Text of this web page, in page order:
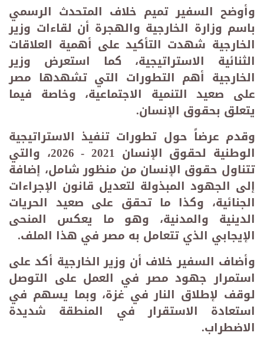
وأوضح السفير تميم خلاف المتحدث الرسمي
باسم وزارة الخارجية والهجرة أن لقاءات وزير
الخارجية شهدت التأكيد على أهمية العلاقات
الثنائية الاستراتيجية، كما استعرض وزير
الخارجية أهم التطورات التي تشهدها مصر
على صعيد التنمية الاجتماعية، وخاصة فيما
يتعلق بحقوق الإنسان.
وقدم عرضاً حول تطورات تنفيذ الاستراتيجية
الوطنية لحقوق الإنسان 2021 - 2026، والتي
تتناول حقوق الإنسان من منظور شامل، إضافة
إلى الجهود المبذولة لتعديل قانون الإجراءات
الجنائية، وكذا ما تحقق على صعيد الحريات
الدينية والمدنية، وهو ما يعكس المنحى
الإيجابي الذي تتعامل به مصر في هذا الملف.
وأضاف السفير خلاف أن وزير الخارجية أكد على
استمرار جهود مصر في العمل على التوصل
لوقف لإطلاق النار في غزة، وبما يسهم في
استعادة الاستقرار في المنطقة شديدة
الاضطراب.